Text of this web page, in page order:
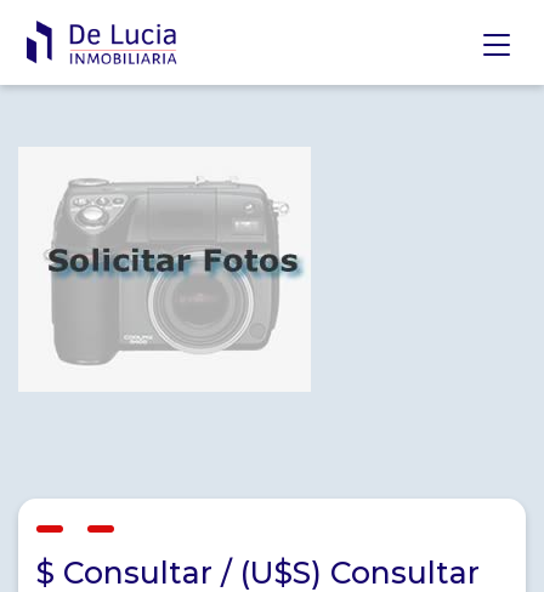
$ Consultar / (U$S) Consultar